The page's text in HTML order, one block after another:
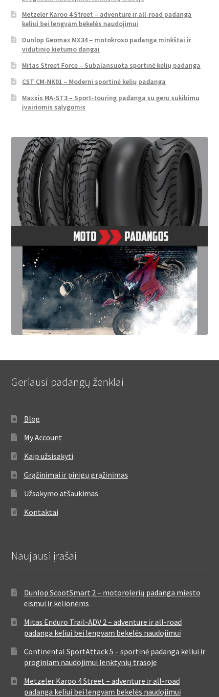
Metzeler Karoo 4 Street – adventure ir all-road padanga
keliui bei lengvam bekelės naudojimui
Dunlop Geomax MX34 – motokroso padanga minkštai ir
vidutinio kietumo dangai
Mitas Street Force – Subalansuota sportinė kelių padanga
CST CM-NK01 – Moderni sportinė kelių padanga
Maxxis MA-ST3 – Sport-touring padanga su geru sukibimu
įvairiomis sąlygomis
Geriausi padangų ženklai
Blog
My Account
Kaip užsisakyti
Grąžinimai ir pinigų grąžinimas
Užsakymo atšaukimas
Kontaktai
Naujausi įrašai
Dunlop ScootSmart 2 – motorolerių padanga miesto
eismui ir kelionėms
Mitas Enduro Trail-ADV 2 – adventure ir all-road
padanga keliui bei lengvam bekelės naudojimui
Continental SportAttack 5 – sportinė padanga keliui ir
proginiam naudojimui lenktynių trasoje
Metzeler Karoo 4 Street – adventure ir all-road
padanga keliui bei lengvam bekelės naudojimui